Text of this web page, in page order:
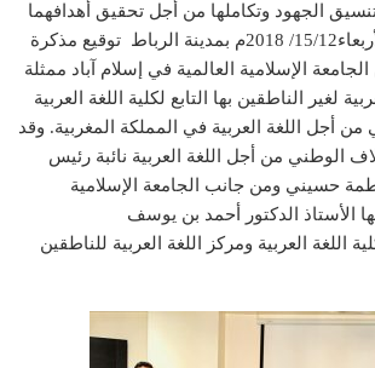
الجهود وتكاملها من أجل تحقيق أهدافهما
المشتركة، تم يوم الأربعاء15/12/ 2018م بمدينة الرباط توقيع مذكرة
الجامعة الإسلامية العالمية في إسلام آباد ممثلة
لغير الناطقين بها التابع لكلية اللغة العربية
من أجل اللغة العربية في المملكة المغربية. وقد
الوطني من أجل اللغة العربية نائبة رئيس
حسيني ومن جانب الجامعة الإسلامية
الأستاذ الدكتور أحمد بن يوسف
اللغة العربية ومركز اللغة العربية للناطقين